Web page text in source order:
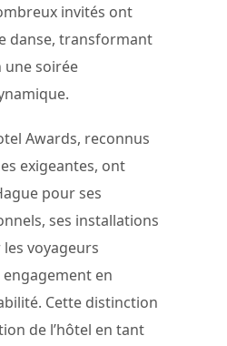
invités ont
danse, transformant
une soirée
Awards, reconnus
exigeantes, ont
pour ses
ses installations
voyageurs
engagement en
Cette distinction
de l’hôtel en tant